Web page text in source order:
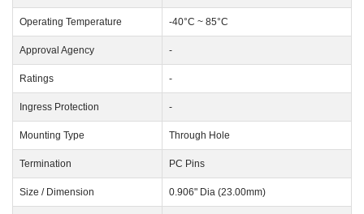
Operating Temperature -40°C ~ 85°C
Approval Agency -
Ratings -
Ingress Protection -
Mounting Type Through Hole
Termination PC Pins
Size / Dimension 0.906" Dia (23.00mm)